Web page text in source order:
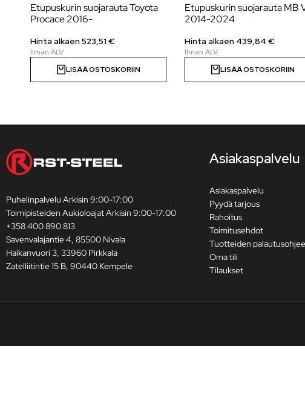
Etupuskurin suojarauta Toyota
Procace 2016-
Hinta alkaen523,51€
LISÄÄ OSTOSKORIIN
Etupuskurin suojarauta MB
2014-2024
Hinta alkaen 439,84 €
LISÄÄ OSTOSKORIIN
Puhelinpalvelu Arkisin 9:00-17:00
Toimipisteiden Aukioloajat Arkisin 9:00-17:00
+358 400 890 813
Savenvalajantie 4, 85500 Nivala
Haikanvuori 3, 33960 Pirkkala
Zatelliitintie 15 B, 90440 Kempele
Asiakaspalvelu
Asiakaspalvelu
Pyydä tarjous
Rahoitus
Toimitusehdot
Tuotteiden
Oma tili
Tilaukset